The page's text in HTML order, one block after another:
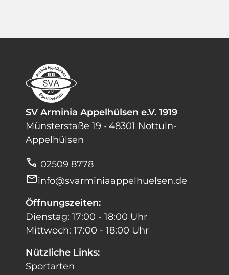
SV Arminia Appelhülsen e.V. 1919
Münsterstaße 19 • 48301 Nottuln-
Appelhülsen
call 02509 8778
mailinfo@svarminiaappelhuelsen.de
Öffnungszeiten:
Dienstag: 17:00 - 18:00 Uhr
Mittwoch: 17:00 - 18:00 Uhr
Nützliche Links:
Sportarten